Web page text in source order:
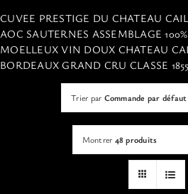
OFFRIR UNE EXPERIENCE
BOUTIQUE EN LIGNE
ACTUALITÉS
CUVEE PRESTIGE DU CHATEAU
AOC SAUTERNES ASSEMBLAGE
MOELLEUX VIN DOUX CHATEAU
BORDEAUX GRAND CRU CLASSE 1855
Trier parCommande par défaut
Montrer48 produits